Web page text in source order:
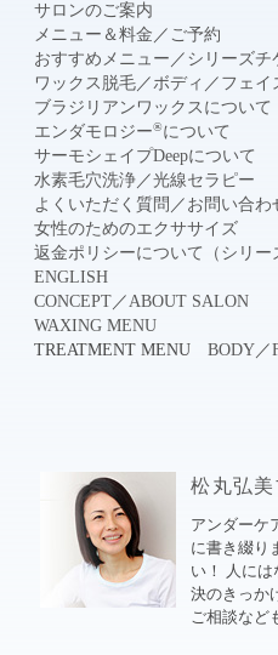
サロンのご案内
メニュー＆料金 ／ ご予約
おすすめメニュー ／ シリーズチ
ワックス脱毛／ボディ ／ フェイ
ブラジリアンワックスについて
エンダモロジー®について
サーモシェイプDeepについて
水素毛穴洗浄／光線セラピー
よくいただく質問 ／ お問い合わ
女性のためのエクササイズ
返金ポリシーについて（シリー
ENGLISH
CONCEPT／ABOUT SALON
WAXING MENU
TREATMENT MENUBODY／
松丸弘美
アンダーケ
に書き綴り
い！ 人に
決のきっか
ご相談など